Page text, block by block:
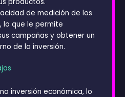
de medición de los
lo que le permite
campañas y obtener un
de la inversión.
inversión económica, lo